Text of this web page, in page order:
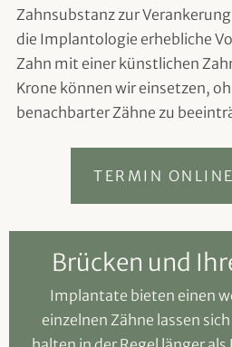
Zahnsubstanz zur
die Implantologie erhebliche
Zahn mit einer künstlichen
Krone können wir einsetzen,
benachbarter Zähne zu
TERMIN
Brücken und
Implantate bieten einen
einzelnen Zähne lassen